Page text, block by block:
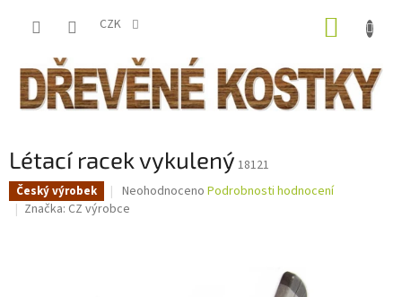
CZK
Létací racek vykulený 18121
Český výrobek
Průměrné
hodnocení
Neohodnoceno Podrobnosti hodnocení
Značka: CZ výrobce